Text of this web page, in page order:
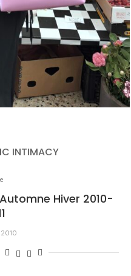
MARGIELA, OU LA
ORNEMENT
INTIMACY
Hiver 2010-